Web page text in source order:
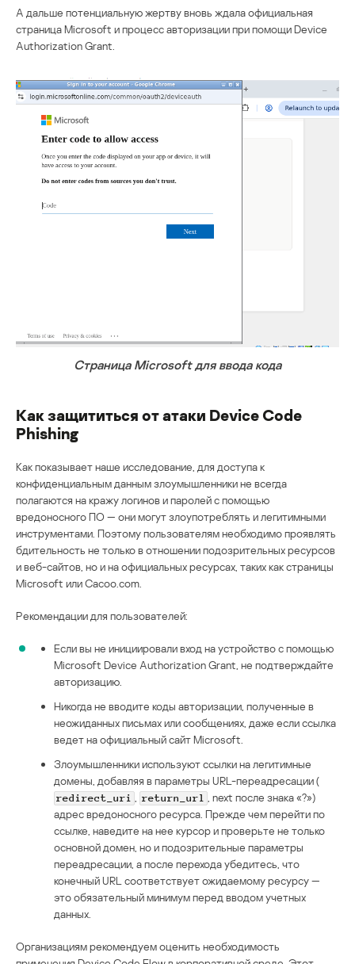
А дальше потенциальную жертву вновь ждала официальная
страница Microsoft и процесс авторизации при помощи Device
Authorization Grant.
Страница Microsoft для ввода кода
Как защититься от атаки Device Code
Phishing
Как показывает наше исследование, для доступа к
конфиденциальным данным злоумышленники не всегда
полагаются на кражу логинов и паролей с помощью
вредоносного ПО — они могут злоупотреблять и легитимными
инструментами. Поэтому пользователям необходимо проявлять
бдительность не только в отношении подозрительных ресурсов
и веб-сайтов, но и на официальных ресурсах, таких как страницы
Microsoft или Cacoo.com.
Рекомендации для пользователей:
Если вы не инициировали вход на устройство с помощью
Microsoft Device Authorization Grant, не подтверждайте
авторизацию.
Никогда не вводите коды авторизации, полученные в
неожиданных письмах или сообщениях, даже если ссылка
ведет на официальный сайт Microsoft.
Злоумышленники используют ссылки на легитимные
домены, добавляя в параметры URL-переадресации (
redirect_uri return_url
, next после знака «?»)
адрес вредоносного ресурса. Прежде чем перейти по
ссылке, наведите на нее курсор и проверьте не только
основной домен, но и подозрительные параметры
переадресации, а после перехода убедитесь, что
конечный URL соответствует ожидаемому ресурсу —
это обязательный минимум перед вводом учетных
данных.
Организациям рекомендуем оценить необходимость